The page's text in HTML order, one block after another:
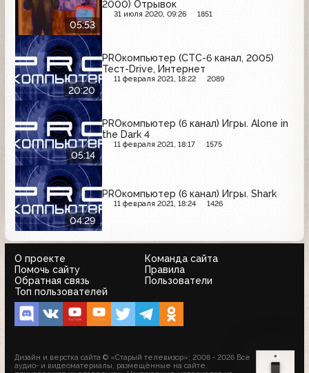
05:53
2000) Отрывок
31 июля 2020, 09:26 1851
20:20
PROкомпьютер (СТС-6 канал, 2005)
Тест-Drive, Интернет
11 февраля 2021, 18:22 2089
05:14
PROкомпьютер (6 канал) Игры. Alone in
the Dark 4
11 февраля 2021, 18:17 1575
04:29
PROкомпьютер (6 канал) Игры. Shark
11 февраля 2021, 18:24 1426
О проекте
Команда сайта
Помочь сайту
Правила
Обратная связь
Пользователи
Топ пользователей
Дизайн и верстка сайта © «Старый телевизор»; 2008 - 2026 Все
аудио- и видеоматериалы, размещённые на сайте,